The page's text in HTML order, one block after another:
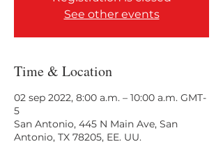
See other events
Time & Location
02 sep 2022, 8:00 a.m. – 10:00 a.m. GMT-
5
San Antonio, 445 N Main Ave, San
Antonio, TX 78205, EE. UU.